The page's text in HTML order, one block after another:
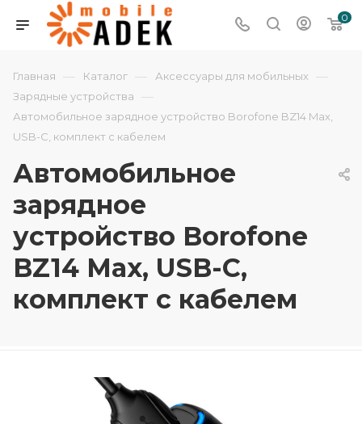
0
Главная — Каталог — Аксессуары для мобильных —
Зарядные устройства —
Автомобильное зарядное устройство Borofone BZ14 Max,
USB-C, комплект с кабелем
Автомобильное
зарядное
устройство Borofone
BZ14 Max, USB-C,
комплект с кабелем